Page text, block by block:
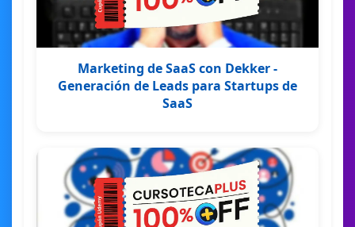
Marketing de SaaS con Dekker -
Generación de Leads para Startups de
SaaS